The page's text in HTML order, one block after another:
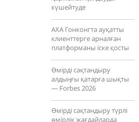
күшейтуде
AXA Гонконгта ауқатты
клиенттерге арналған
платформаны іске қосты
Өмірді сақтандыру
алдыңғы қатарға шықты
— Forbes 2026
Өмірді сақтандыру түрлі
өмірлік жағдайларда